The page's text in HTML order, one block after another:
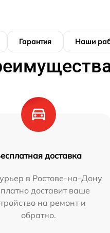
Гарантия Наши
доставка
в Ростове-на-Дону
доставит ваше
на ремонт и
обратно.